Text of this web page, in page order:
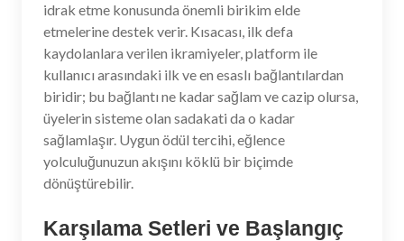
idrak etme konusunda önemli birikim elde
etmelerine destek verir. Kısacası, ilk defa
kaydolanlara verilen ikramiyeler, platform ile
kullanıcı arasındaki ilk ve en esaslı bağlantılardan
biridir; bu bağlantı ne kadar sağlam ve cazip olursa,
üyelerin sisteme olan sadakati da o kadar
sağlamlaşır. Uygun ödül tercihi, eğlence
yolculuğunuzun akışını köklü bir biçimde
dönüştürebilir.
Karşılama Setleri ve Başlangıç